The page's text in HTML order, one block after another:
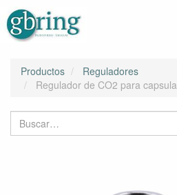
Productos
Reguladores
Regulador de CO2 para